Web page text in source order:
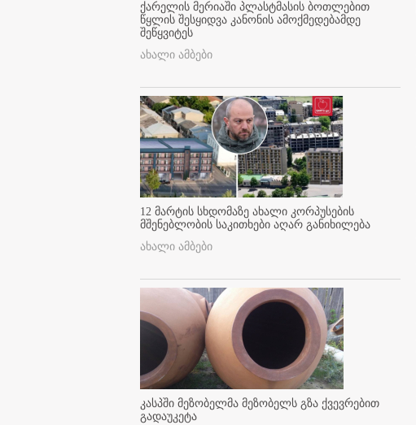
ქარელის მერიაში პლასტმასის ბოთლებით
წყლის შესყიდვა კანონის ამოქმედებამდე
შეწყვიტეს
ახალი ამბები
12 მარტის სხდომაზე ახალი კორპუსების
მშენებლობის საკითხები აღარ განიხილება
ახალი ამბები
კასპში მეზობელმა მეზობელს გზა ქვევრებით
გადაუკეტა